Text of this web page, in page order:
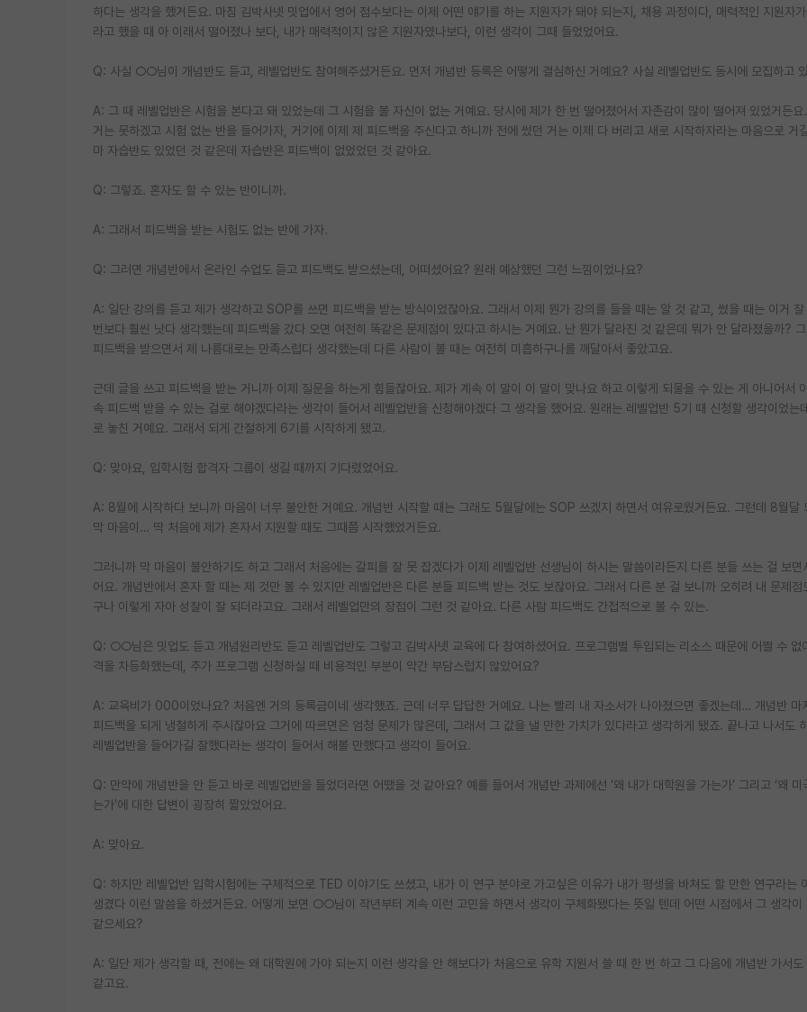
하다는 생각을 했거든요. 마침 김박사넷 밋업에서 영어 점수보다는 이제 어떤 얘기를 하는 지원자가 돼야 되는지, 채용 과정이다, 매력적인 지원자
라고 했을 때 아 이래서 떨어졌나 보다, 내가 매력적이지 않은 지원자였나보다, 이런 생각이 그때 들었었어요.
Q: 사실 ○○님이 개념반도 듣고, 레벨업반도 참여해주셨거든요. 먼저 개념반 등록은 어떻게 결심하신 거예요? 사실 레벨업반도 동시에 모집하고
A: 그 때 레벨업반은 시험을 본다고 돼 있었는데 그 시험을 볼 자신이 없는 거예요. 당시에 제가 한 번 떨어졌어서 자존감이 많이 떨어져 있었거든
거는 못하겠고 시험 없는 반을 들어가자, 거기에 이제 제 피드백을 주신다고 하니까 전에 썼던 거는 이제 다 버리고 새로 시작하자라는 마음으로 거
마 자습반도 있었던 것 같은데 자습반은 피드백이 없었었던 것 같아요.
Q: 그렇죠. 혼자도 할 수 있는 반이니까.
A: 그래서 피드백을 받는 시험도 없는 반에 가자.
Q: 그러면 개념반에서 온라인 수업도 듣고 피드백도 받으셨는데, 어떠셨어요? 원래 예상했던 그런 느낌이었나요?
A: 일단 강의를 듣고 제가 생각하고 SOP를 쓰면 피드백을 받는 방식이었잖아요. 그래서 이제 뭔가 강의를 들을 때는 알 것 같고, 썼을 때는 이거 잘
번보다 훨씬 낫다 생각했는데 피드백을 갔다 오면 여전히 똑같은 문제점이 있다고 하시는 거예요. 난 뭔가 달라진 것 같은데 뭐가 안 달라졌을까?
피드백을 받으면서 제 나름대로는 만족스럽다 생각했는데 다른 사람이 볼 때는 여전히 미흡하구나를 깨달아서 좋았고요.
근데 글을 쓰고 피드백을 받는 거니까 이제 질문을 하는게 힘들잖아요. 제가 계속 이 말이 이 말이 맞나요 하고 이렇게 되물을 수 있는 게 아니어서
속 피드백 받을 수 있는 걸로 해야겠다라는 생각이 들어서 레벨업반을 신청해야겠다 그 생각을 했어요. 원래는 레벨업반 5기 때 신청할 생각이었는
로 놓친 거예요. 그래서 되게 간절하게 6기를 시작하게 됐고.
Q: 맞아요, 입학시험 합격자 그룹이 생길 때까지 기다렸었어요.
A: 8월에 시작하다 보니까 마음이 너무 불안한 거예요. 개념반 시작할 때는 그래도 5월달에는 SOP 쓰겠지 하면서 여유로웠거든요. 그런데 8월달
막 마음이… 딱 처음에 제가 혼자서 지원할 때도 그때쯤 시작했었거든요.
그러니까 막 마음이 불안하기도 하고 그래서 처음에는 갈피를 잘 못 잡겠다가 이제 레벨업반 선생님이 하시는 말씀이라든지 다른 분들 쓰는 걸 보면
어요. 개념반에서 혼자 할 때는 제 것만 볼 수 있지만 레벨업반은 다른 분들 피드백 받는 것도 보잖아요. 그래서 다른 분 걸 보니까 오히려 내 문제점
구나 이렇게 자아 성찰이 잘 되더라고요. 그래서 레벨업만의 장점이 그런 것 같아요. 다른 사람 피드백도 간접적으로 볼 수 있는.
Q: ○○님은 밋업도 듣고 개념원리반도 듣고 레벨업반도 그렇고 김박사넷 교육에 다 참여하셨어요. 프로그램별 투입되는 리소스 때문에 어쩔 수 없
격을 차등화했는데, 추가 프로그램 신청하실 때 비용적인 부분이 약간 부담스럽지 않았어요?
A: 교육비가 000이었나요? 처음엔 거의 등록금이네 생각했죠. 근데 너무 답답한 거예요. 나는 빨리 내 자소서가 나아졌으면 좋겠는데… 개념반 마
피드백을 되게 냉철하게 주시잖아요 그거에 따르면은 엄청 문제가 많은데, 그래서 그 값을 낼 만한 가치가 있다라고 생각하게 됐죠. 끝나고 나서도
레벨업반을 들어가길 잘했다라는 생각이 들어서 해볼 만했다고 생각이 들어요.
Q: 만약에 개념반을 안 듣고 바로 레벨업반을 들었더라면 어땠을 것 같아요? 예를 들어서 개념반 과제에선 ‘왜 내가 대학원을 가는가’ 그리고 ‘왜 미
는가’에 대한 답변이 굉장히 짧았었어요.
A: 맞아요.
Q: 하지만 레벨업반 입학시험에는 구체적으로 TED 이야기도 쓰셨고, 내가 이 연구 분야로 가고싶은 이유가 내가 평생을 바쳐도 할 만한 연구라는
생겼다 이런 말씀을 하셨거든요. 어떻게 보면 ○○님이 작년부터 계속 이런 고민을 하면서 생각이 구체화됐다는 뜻일 텐데 어떤 시점에서 그 생각이
같으세요?
A: 일단 제가 생각할 때, 전에는 왜 대학원에 가야 되는지 이런 생각을 안 해보다가 처음으로 유학 지원서 쓸 때 한 번 하고 그 다음에 개념반 가서도
같고요.